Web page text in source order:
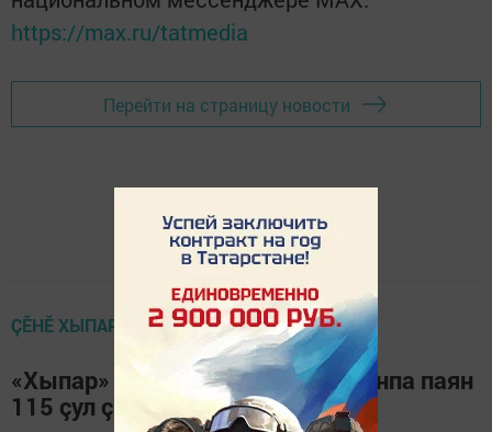
https://max.ru/tatmedia
Перейти на страницу новости
ÇӖНӖ ХЫПАРСЕМ
«Хыпар» хаçат тухма пуçланăранпа паян
115 çул çитрӗ